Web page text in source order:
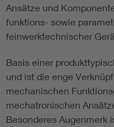
Ansätze und
funktions- sowie
feinwerktechnischer
Basis einer
und ist die enge
mechanischen
mechatronischen
Besonderes Augenmerk